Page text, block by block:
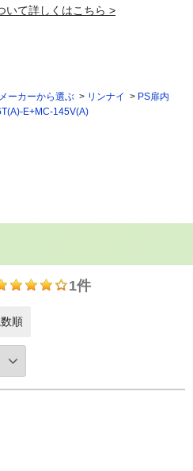
いて詳しくはこちら
メーカーから選ぶ リンナイ
PS扉内
E+MC-145V(A)
1件
順